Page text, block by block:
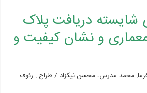
شایسته دریافت پلاک
و نشان کیفیت و
محمد مدرس، محسن نیکزاد / طراح : رئوف